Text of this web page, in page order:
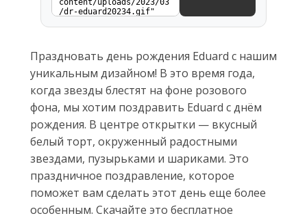
Праздновать день рождения Eduard с нашим
уникальным дизайном! В это время года,
когда звезды блестят на фоне розового
фона, мы хотим поздравить Eduard с днём
рождения. В центре открытки — вкусный
белый торт, окруженный радостными
звездами, пузырьками и шариками. Это
праздничное поздравление, которое
поможет вам сделать этот день еще более
особенным. Скачайте это бесплатное